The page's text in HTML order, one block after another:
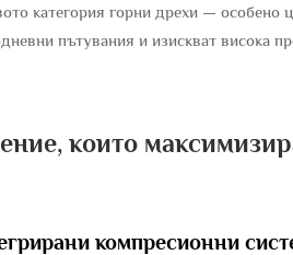
категория горни дрехи — особено
пътувания и изискват висока
които
компресионни